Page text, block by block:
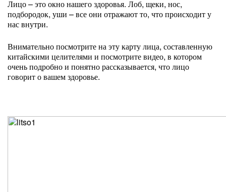
Лицо – это окно нашего здоровья. Лоб, щеки, нос,
подбородок, уши – все они отражают то, что происходит у
нас внутри.
Внимательно посмотрите на эту карту лица, составленную
китайскими целителями и посмотрите видео, в котором
очень подробно и понятно рассказывается, что лицо
говорит о вашем здоровье.